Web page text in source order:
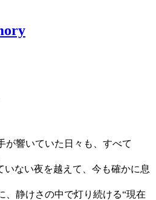
が響いていた日々も、すべて
いない夜を越えて、今も確かに息
、静けさの中で灯り続ける“現在